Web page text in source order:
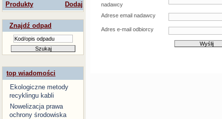
Produkty Dodaj
Znajdź odpad
top wiadomości
Ekologiczne metody
recyklingu kabli
Nowelizacja prawa
ochrony środowiska
nadawcy
Adrese email nadawcy
Adres e-mail odbiorcy